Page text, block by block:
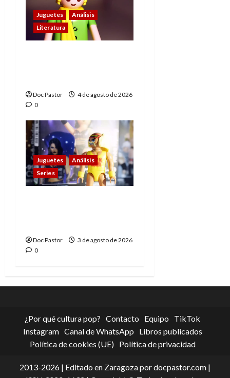
Juguetes
Análisis
Literatura
Doc Pastor
4 de agosto de 2026
0
Juguetes
Análisis
Series
Doc Pastor
3 de agosto de 2026
0
¿Por qué cultura pop? Contacto Equipo
TikTok
Instagram Canal de WhatsApp
Libros publicados
Política de cookies (UE)
Política de privacidad
2013-2026 | Editado en Zaragoza por docpastor.com |